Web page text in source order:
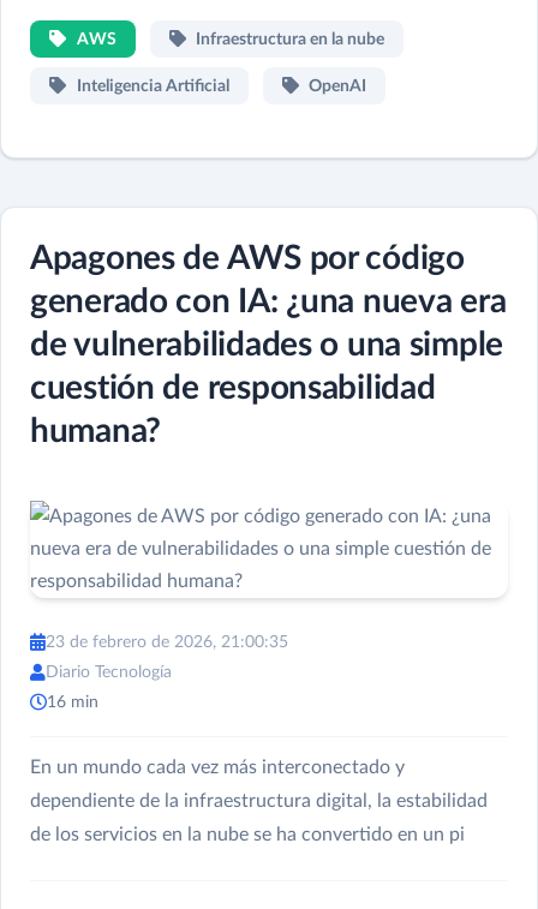
AWS Infraestructura en la nube
Inteligencia Artificial OpenAI
Apagones de AWS por código
generado con IA: ¿una nueva era
de vulnerabilidades o una simple
cuestión de responsabilidad
humana?
23 de febrero de 2026, 21:00:35
Diario Tecnología
16 min
En un mundo cada vez más interconectado y
dependiente de la infraestructura digital, la estabilidad
de los servicios en la nube se ha convertido en un pi